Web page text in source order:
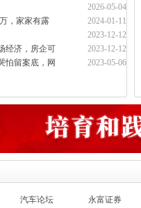
2026-05-04
2024-01-11
，家家有露
2023-12-12
2023-12-12
经济，房企可
2023-05-06
怕留案底，网
汽车论坛 永富证券